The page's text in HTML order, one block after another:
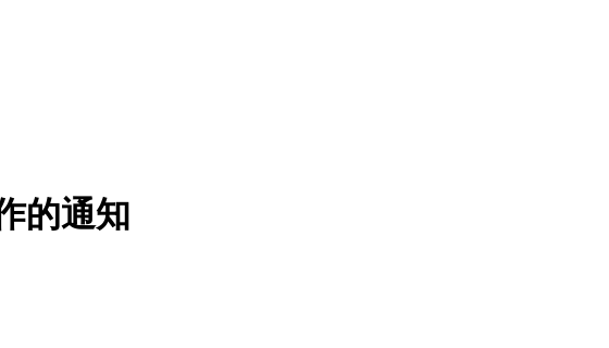
的通知